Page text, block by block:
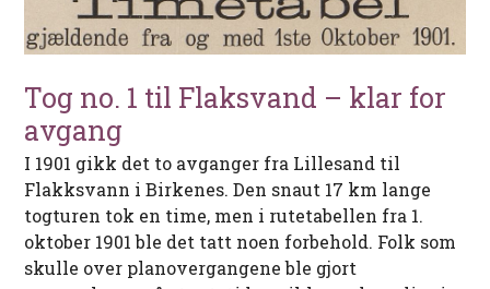
Tog no. 1 til Flaksvand – klar for
avgang
I 1901 gikk det to avganger fra Lillesand til
Flakksvann i Birkenes. Den snaut 17 km lange
togturen tok en time, men i rutetabellen fra 1.
oktober 1901 ble det tatt noen forbehold. Folk som
skulle over planovergangene ble gjort